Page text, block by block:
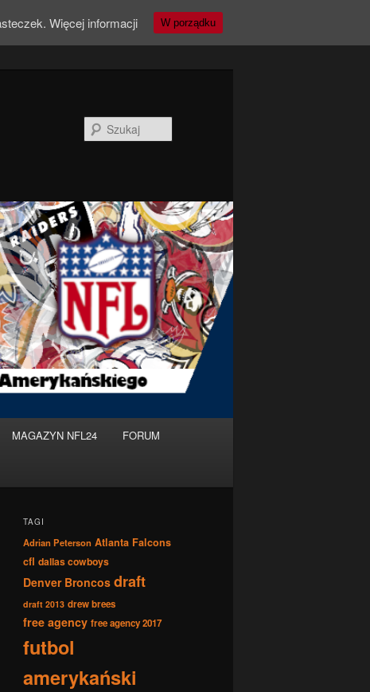
MAGAZYN NFL24 FORUM
TAGI
Adrian Peterson Atlanta Falcons
cfl dallas cowboys
Denver Broncos draft
draft 2013 drew brees
free agency free agency 2017
futbol
amerykański
Więcej informacji W porządku